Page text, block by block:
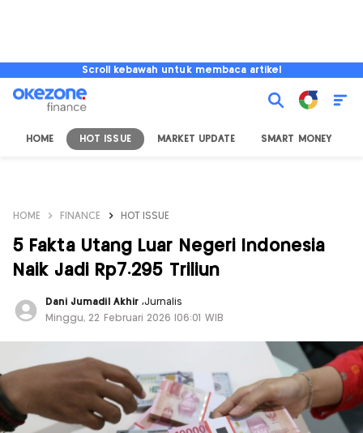
Scroll kebawah untuk membaca artikel
HOME HOT ISSUE MARKET UPDATE SMART MONEY
HOME FINANCE HOT ISSUE
5 Fakta Utang Luar Negeri Indonesia
Naik Jadi Rp7.295 Triliun
Dani Jumadil Akhir ,Jurnalis
Minggu, 22 Februari 2026 |06:01 WIB